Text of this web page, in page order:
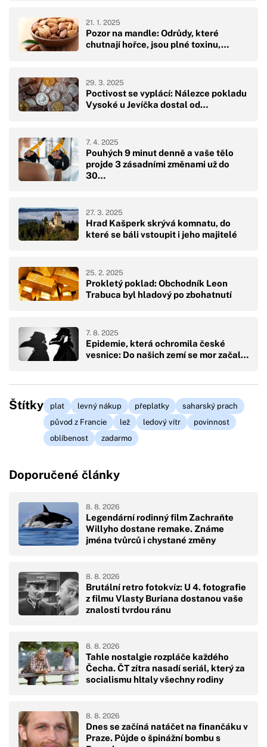
Pozor na mandle: Odrůdy, které
chutnají hořce, jsou plné toxinu,…
21. 1. 2025
Poctivost se vyplácí: Nálezce pokladu
Vysoké u Jevíčka dostal od…
29. 3. 2025
Pouhých 9 minut denně a vaše tělo
projde 3 zásadními změnami už do
30…
7. 4. 2025
Hrad Kašperk skrývá komnatu, do
které se báli vstoupit i jeho majitelé
27. 3. 2025
Prokletý poklad: Obchodník Leon
Trabuca byl hladový po zbohatnutí
25. 2. 2025
Epidemie, která ochromila české
vesnice: Do našich zemí se mor začal…
7. 8. 2025
Štítky plat levný nákup přeplatky
saharský prach
původ z Francie
lež ledový vítr
povinnost
oblíbenost
zadarmo
Doporučené články
Legendární rodinný film Zachraňte
Willyho dostane remake. Známe
jména tvůrců i chystané změny
8. 8. 2026
Brutální retro fotokvíz: U 4. fotografie
z filmu Vlasty Buriana dostanou vaše
znalosti tvrdou ránu
8. 8. 2026
Tahle nostalgie rozpláče každého
Čecha. ČT zítra nasadí seriál, který za
socialismu hltaly všechny rodiny
8. 8. 2026
Dnes se začíná natáčet na finančáku v
Praze. Půjde o špinážní bombu s
8. 8. 2026